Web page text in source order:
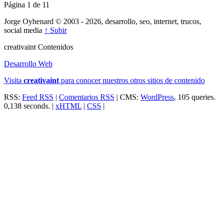
Página 1 de 11
Jorge Oyhenard © 2003 - 2026, desarrollo, seo, internet, trucos,
social media ↑ Subir
creativaint Contenidos
Desarrollo Web
Visita creativaint para conocer nuestros otros sitios de contenido
RSS: Feed RSS | Comentarios RSS | CMS: WordPress, 105 queries.
0,138 seconds. | xHTML | CSS |